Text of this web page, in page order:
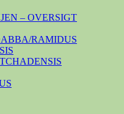
– OVERSIGT
RAMIDUS